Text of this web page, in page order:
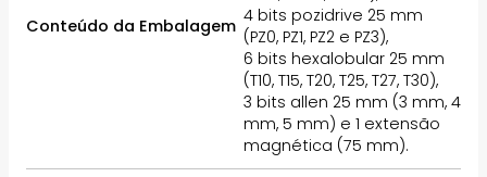
Conteúdo da Embalagem 4 bits pozidrive 25 mm
(PZ0, PZ1, PZ2 e PZ3),
6 bits hexalobular 25 mm
(T10, T15, T20, T25, T27, T30),
3 bits allen 25 mm (3 mm, 4
mm, 5 mm) e 1 extensão
magnética (75 mm).